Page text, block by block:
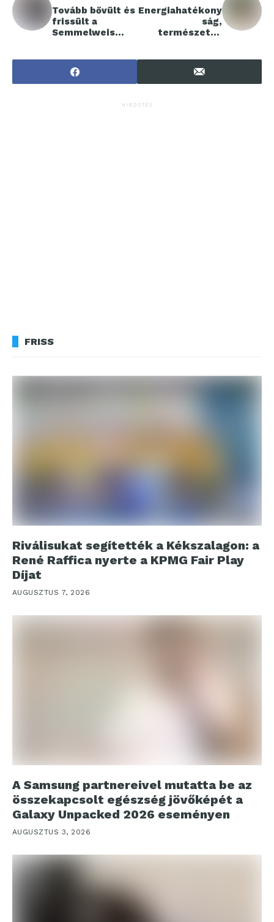
Tovább bővült és
frissült a
Semmelweis
Energiahatékony
ság,
természetes
házai
Szentendrén
HIRDETÉS
FRISS
Riválisukat segítették a Kékszalagon: a
René Raffica nyerte a KPMG Fair Play
Díjat
AUGUSZTUS 7, 2026
A Samsung partnereivel mutatta be az
összekapcsolt egészség jövőképét a
Galaxy Unpacked 2026 eseményen
AUGUSZTUS 3, 2026